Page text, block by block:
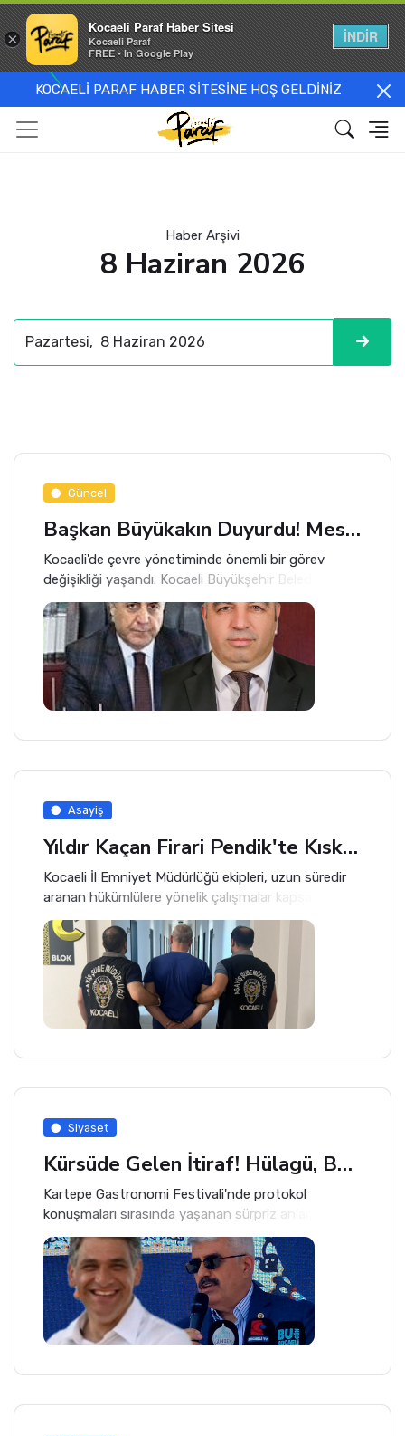
KOCAELİ PARAF HABER SİTESİNE HOŞ GELDİNİZ
Haber Arşivi
8 Haziran 2026
Güncel
Başkan Büyükakın Duyurdu! Mesut Önem Kocaeli İl Müdürü Oldu
Kocaeli'de çevre yönetiminde önemli bir görev
değişikliği yaşandı. Kocaeli Büyükşehir Belediyesi
Çevre Koruma ve Kontrol Dairesi Başkanı Mesut
Önem, Çevre, Şehircilik ve İklim Değişikliği Kocaeli İl
Müdürlüğü görevine atandı.
Asayiş
Yıldır Kaçan Firari Pendik'te Kıskıvrak Yakalandı
Kocaeli İl Emniyet Müdürlüğü ekipleri, uzun süredir
aranan hükümlülere yönelik çalışmalar kapsamında
önemli bir operasyona imza attı. Hakkında toplam
24 yıl kesinleşmiş hapis cezası ve 1. 000 TL adli
para cezası bulunan F. D.
Siyaset
Kürsüde Gelen İtiraf! Hülagü, Başkan Kocaman'ın İkinci İsmini İlk Kez Duydu
Kartepe Gastronomi Festivali'nde protokol
konuşmaları sırasında yaşanan sürpriz anlar,
programa damga vurdu.
×
Kocaeli Paraf Haber Sitesi
Kocaeli Paraf
FREE - In Google Play
İNDİR